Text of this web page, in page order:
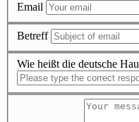
Email
Betreff
Wie heißt die deutsche